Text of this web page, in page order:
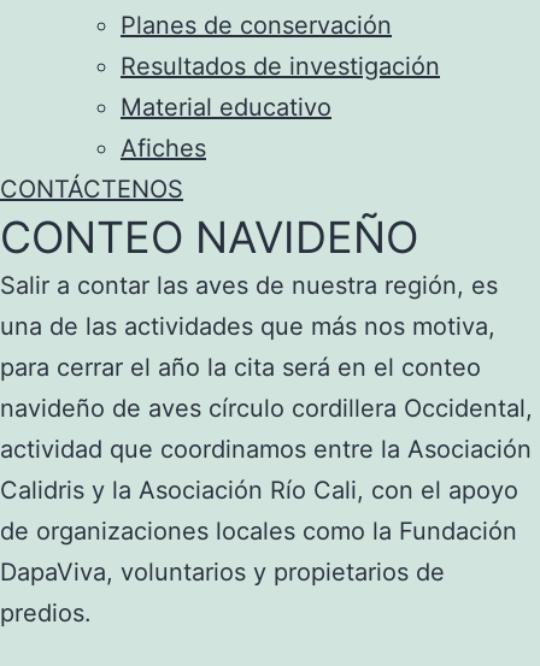
Planes de conservación
Resultados de investigación
Material educativo
Afiches
CONTÁCTENOS
CONTEO NAVIDEÑO
Salir a contar las aves de nuestra región, es
una de las actividades que más nos motiva,
para cerrar el año la cita será en el conteo
navideño de aves círculo cordillera Occidental,
actividad que coordinamos entre la Asociación
Calidris y la Asociación Río Cali, con el apoyo
de organizaciones locales como la Fundación
DapaViva, voluntarios y propietarios de
predios.